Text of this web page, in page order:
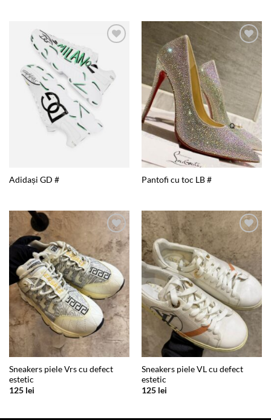
Adidași GD #
wishlist
Pantofi cu toc LB #
Add to
wishlist
Sneakers piele Vrs cu defect
estetic
125 lei
wishlist
Sneakers piele VL cu defect
estetic
125 lei